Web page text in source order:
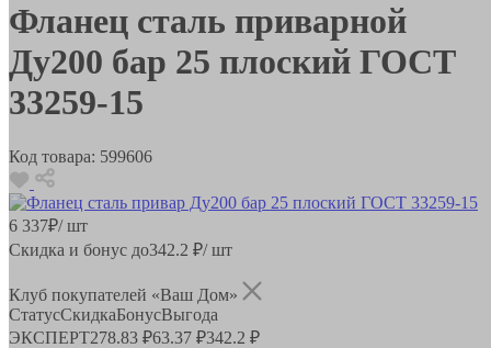
Фланец сталь приварной
Ду200 бар 25 плоский ГОСТ
33259-15
Код товара: 599606
6 337₽/ шт
Скидка и бонус до342.2 ₽/ шт
Клуб покупателей «Ваш Дом»
СтатусСкидкаБонусВыгода
ЭКСПЕРТ278.83 ₽63.37 ₽342.2 ₽